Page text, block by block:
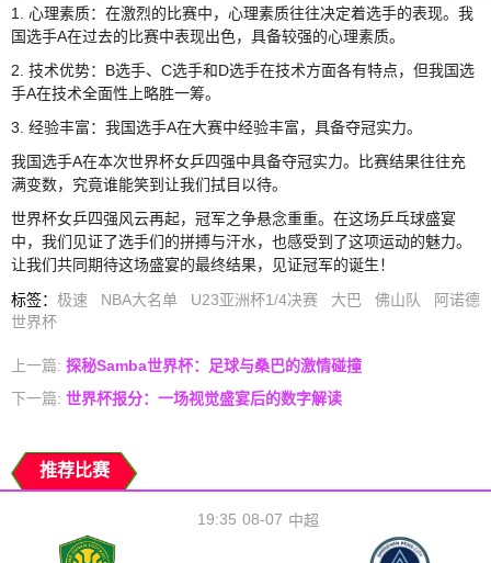
1. 心理素质：在激烈的比赛中，心理素质往往决定着选手的表现。我
国选手A在过去的比赛中表现出色，具备较强的心理素质。
2. 技术优势：B选手、C选手和D选手在技术方面各有特点，但我国选
手A在技术全面性上略胜一筹。
3. 经验丰富：我国选手A在大赛中经验丰富，具备夺冠实力。
我国选手A在本次世界杯女乒四强中具备夺冠实力。比赛结果往往充
满变数，究竟谁能笑到让我们拭目以待。
世界杯女乒四强风云再起，冠军之争悬念重重。在这场乒乓球盛宴
中，我们见证了选手们的拼搏与汗水，也感受到了这项运动的魅力。
让我们共同期待这场盛宴的最终结果，见证冠军的诞生！
标签： 极速 NBA大名单 U23亚洲杯1/4决赛 大巴 佛山队
阿诺德
世界杯
上一篇: 探秘Samba世界杯：足球与桑巴的激情碰撞
下一篇: 世界杯报分：一场视觉盛宴后的数字解读
推荐比赛
08-07
19:35 中超